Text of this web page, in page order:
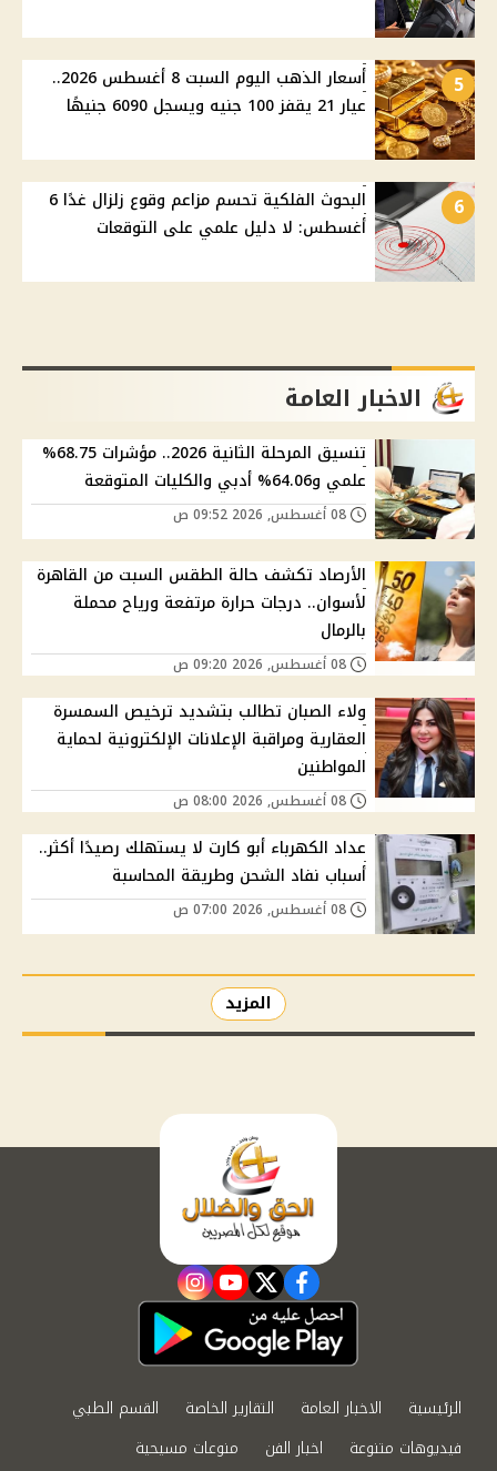
5
أسعار الذهب اليوم السبت 8 أغسطس 2026..
عيار 21 يقفز 100 جنيه ويسجل 6090 جنيهًا
6
البحوث الفلكية تحسم مزاعم وقوع زلزال غدًا 6
أغسطس: لا دليل علمي على التوقعات
الاخبار العامة
تنسيق المرحلة الثانية 2026.. مؤشرات 68.75%
علمي و64.06% أدبي والكليات المتوقعة
الأرصاد تكشف حالة الطقس السبت من القاهرة
لأسوان.. درجات حرارة مرتفعة ورياح محملة
بالرمال
ولاء الصبان تطالب بتشديد ترخيص السمسرة
العقارية ومراقبة الإعلانات الإلكترونية لحماية
المواطنين
عداد الكهرباء أبو كارت لا يستهلك رصيدًا أكثر..
أسباب نفاد الشحن وطريقة المحاسبة
المزيد
facebook
twitter
youtube
instagram
الرئيسية الاخبار العامة التقارير الخاصة
القسم الطبي
فيديوهات متنوعة
اخبار الفن منوعات مسيحية